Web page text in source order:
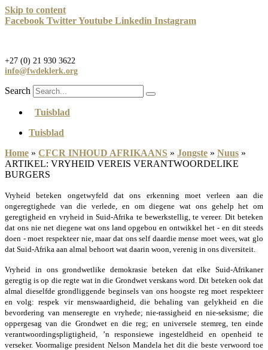
Skip to content
Facebook TwitterYoutube Linkedin Instagram
+27 (0) 21 930 3622
info@fwdeklerk.org
Search
Tuisblad
Tuisblad
Home » CFCR INHOUD AFRIKAANS » Jongste » Nuus »
ARTIKEL: VRYHEID VEREIS VERANTWOORDELIKE
BURGERS
Vryheid beteken ongetwyfeld dat ons erkenning moet verleen aan die
ongeregtighede van die verlede, en om diegene wat ons gehelp het om
geregtigheid en vryheid in Suid-­Afrika te bewerkstellig, te vereer. Dit beteken
dat ons nie net diegene wat ons land opgebou en ontwikkel het -­ en dit steeds
doen -­ moet respekteer nie, maar dat ons self daardie mense moet wees, wat glo
dat Suid-­Afrika aan almal behoort wat daarin woon, verenig in ons diversiteit.
Vryheid in ons grondwetlike demokrasie beteken dat elke Suid-­Afrikaner
geregtig is op die regte wat in die Grondwet verskans word. Dit beteken ook dat
almal dieselfde grondliggende beginsels van ons hoogste reg moet respekteer
en volg: respek vir menswaardigheid, die behaling van gelykheid en die
bevordering van menseregte en vryhede; nie-­rassigheid en nie-­seksisme; die
oppergesag van die Grondwet en die reg; en universele stemreg, ten einde
verantwoordingspligtigheid, ’n responsiewe ingesteldheid en openheid te
verseker. Voormalige president Nelson Mandela het dit die beste verwoord toe